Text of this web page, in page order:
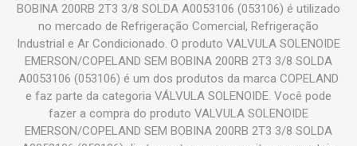
BOBINA 200RB 2T3 3/8 SOLDA A0053106 (053106) é utilizado
no mercado de Refrigeração Comercial, Refrigeração
Industrial e Ar Condicionado. O produto VALVULA SOLENOIDE
EMERSON/COPELAND SEM BOBINA 200RB 2T3 3/8 SOLDA
A0053106 (053106) é um dos produtos da marca COPELAND
e faz parte da categoria VÁLVULA SOLENOIDE. Você pode
fazer a compra do produto VALVULA SOLENOIDE
EMERSON/COPELAND SEM BOBINA 200RB 2T3 3/8 SOLDA